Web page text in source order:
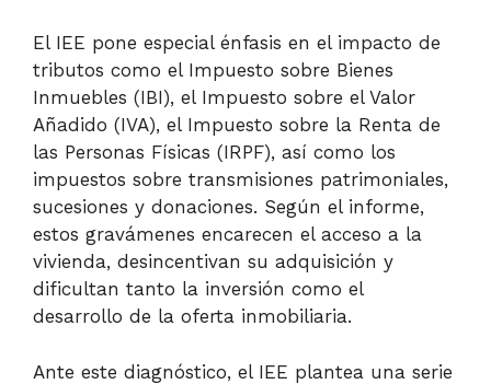
El IEE pone especial énfasis en el impacto de
tributos como el Impuesto sobre Bienes
Inmuebles (IBI), el Impuesto sobre el Valor
Añadido (IVA), el Impuesto sobre la Renta de
las Personas Físicas (IRPF), así como los
impuestos sobre transmisiones patrimoniales,
sucesiones y donaciones. Según el informe,
estos gravámenes encarecen el acceso a la
vivienda, desincentivan su adquisición y
dificultan tanto la inversión como el
desarrollo de la oferta inmobiliaria.
Ante este diagnóstico, el IEE plantea una serie